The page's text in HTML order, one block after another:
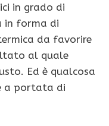
in grado di
in forma di
da favorire
al quale
Ed è qualcosa
a portata di